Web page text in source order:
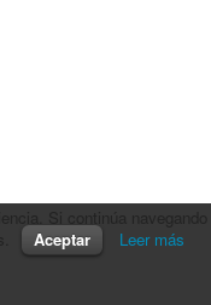
Aceptar Leer más